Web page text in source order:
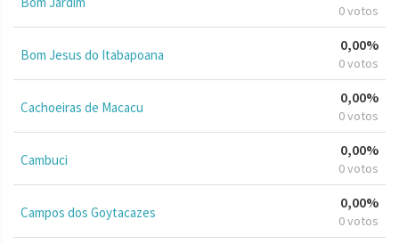
0 votos
Bom Jesus do Itabapoana
0,00%
0 votos
Cachoeiras de Macacu
0,00%
0 votos
Cambuci
0,00%
0 votos
Campos dos Goytacazes
0,00%
0 votos